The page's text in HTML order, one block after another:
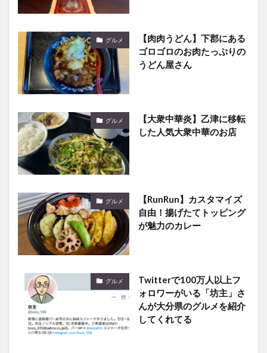
グルメ
【肉肉うどん】下郡にある
ゴロゴロのお肉たっぷりの
うどん屋さん
グルメ
【大衆中華炎】乙津に移転
した人気大衆中華のお店
グルメ
【RunRun】カスタマイズ
自由！揚げたてトッピング
が魅力のカレー
グルメ
Twitterで100万人以上フ
ォロワーがいる「坊主」さ
んが大分県のグルメを紹介
してくれてる